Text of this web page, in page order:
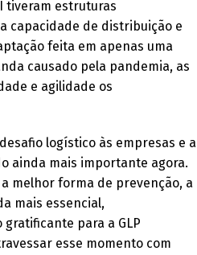
tiveram estruturas
capacidade de distribuição e
feita em apenas uma
causado pela pandemia, as
e agilidade os
logístico às empresas e a
ainda mais importante agora.
melhor forma de prevenção, a
mais essencial,
para a GLP
esse momento com